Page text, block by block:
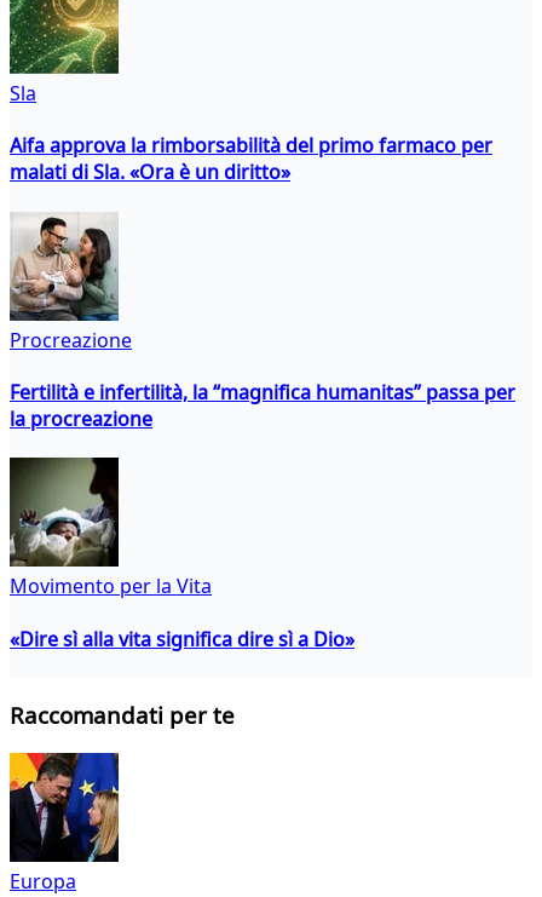
Sla
Aifa approva la rimborsabilità del primo farmaco per
malati di Sla. «Ora è un diritto»
Procreazione
Fertilità e infertilità, la “magnifica humanitas” passa per
la procreazione
Movimento per la Vita
«Dire sì alla vita significa dire sì a Dio»
Raccomandati per te
Europa